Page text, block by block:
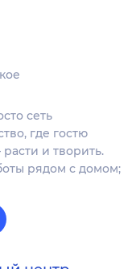
сеть
где гостю
и творить.
рядом с домом;